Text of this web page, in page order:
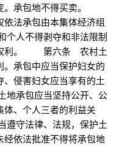
。承包地不得买卖。
法承包由本集体经济组
人不得剥夺和非法限制
权利。 第六条 农村土
承包中应当保护妇女的
侵害妇女应当享有的土
承包应当坚持公开、公
、个人三者的利益关
守法律、法规，保护土
依法批准不得将承包地